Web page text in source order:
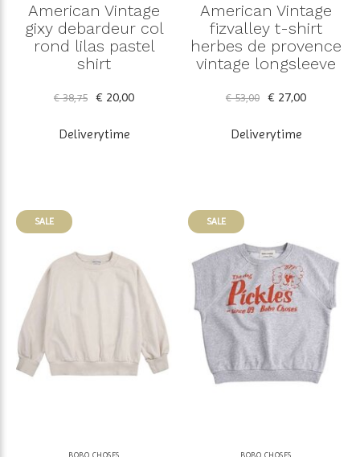
American Vintage
gixy debardeur col
rond lilas pastel
shirt
€ 38,75 € 20,00
Deliverytime
American Vintage
fizvalley t-shirt
herbes de provence
vintage longsleeve
€ 53,00 € 27,00
Deliverytime
SALE
BOBO CHOSES
SALE
BOBO CHOSES